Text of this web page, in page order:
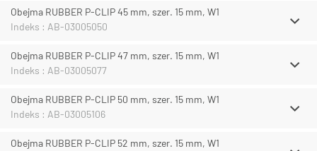
Obejma RUBBER P-CLIP 45 mm, szer. 15 mm, W1
Indeks : AB-03005050
Obejma RUBBER P-CLIP 47 mm, szer. 15 mm, W1
Indeks : AB-03005077
Obejma RUBBER P-CLIP 50 mm, szer. 15 mm, W1
Indeks : AB-03005106
Obejma RUBBER P-CLIP 52 mm, szer. 15 mm, W1